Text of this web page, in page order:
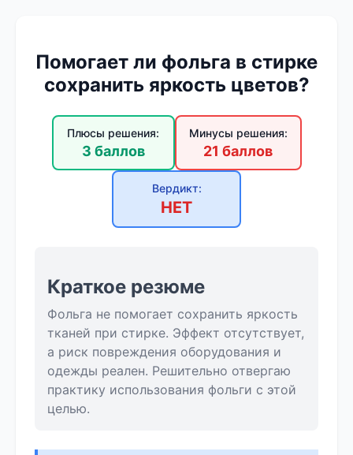
Помогает ли фольга в стирке
сохранить яркость цветов?
Плюсы решения:
3 баллов
Минусы решения:
21 баллов
Вердикт:
НЕТ
Краткое резюме
Фольга не помогает сохранить яркость
тканей при стирке. Эффект отсутствует,
а риск повреждения оборудования и
одежды реален. Решительно отвергаю
практику использования фольги с этой
целью.